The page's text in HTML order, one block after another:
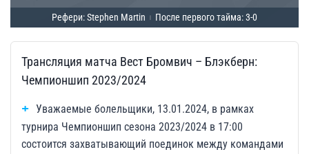
Рефери: Stephen Martin После первого тайма: 3-0
Трансляция матча Вест Бромвич – Блэкберн:
Чемпионшип 2023/2024
Уважаемые болельщики, 13.01.2024, в рамках
турнира Чемпионшип сезона 2023/2024 в 17:00
состоится захватывающий поединок между командами